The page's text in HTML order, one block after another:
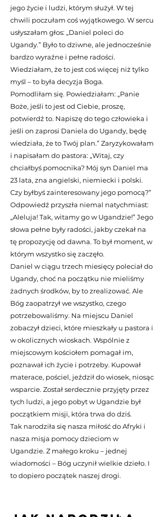
jego życie i ludzi, którym służył. W tej
chwili poczułam coś wyjątkowego. W sercu
usłyszałam głos: „Daniel poleci do
Ugandy.” Było to dziwne, ale jednocześnie
bardzo wyraźne i pełne radości.
Wiedziałam, że to jest coś więcej niż tylko
myśl – to była decyzja Boga.
Pomodliłam się. Powiedziałam: „Panie
Boże, jeśli to jest od Ciebie, proszę,
potwierdź to. Napiszę do tego człowieka i
jeśli on zaprosi Daniela do Ugandy, będę
wiedziała, że to Twój plan.” Zaryzykowałam
i napisałam do pastora: „Witaj, czy
chciałbyś pomocnika? Mój syn Daniel ma
23 lata, zna angielski, niemiecki i polski.
Czy byłbyś zainteresowany jego pomocą?”
Odpowiedź przyszła niemal natychmiast:
„Aleluja! Tak, witamy go w Ugandzie!” Jego
słowa pełne były radości, jakby czekał na
tę propozycję od dawna. To był moment, w
którym wszystko się zaczęło.
Daniel w ciągu trzech miesięcy poleciał do
Ugandy, choć na początku nie mieliśmy
żadnych środków, by to zrealizować. Ale
Bóg zaopatrzył we wszystko, czego
potrzebowaliśmy. Na miejscu Daniel
zobaczył dzieci, które mieszkały u pastora i
w okolicznych wioskach. Wspólnie z
miejscowym kościołem pomagał im,
poznawał ich życie i potrzeby. Kupował
materace, pościel, jeździł do wiosek, niosąc
wsparcie. Został serdecznie przyjęty przez
tych ludzi, a jego pobyt w Ugandzie był
początkiem misji, która trwa do dziś.
Tak narodziła się nasza miłość do Afryki i
nasza misja pomocy dzieciom w
Ugandzie. Z małego kroku – jednej
wiadomości – Bóg uczynił wielkie dzieło. I
to dopiero początek naszej drogi.